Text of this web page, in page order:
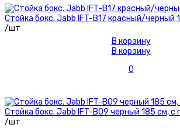
Стойка бокс. Jabb IFT-B17 красный/черный
/шт
В корзину
В корзину
0
Стойка бокс. Jabb IFT-B09 черный 185 см, с
/шт